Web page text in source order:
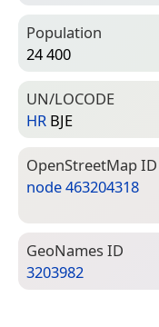
Population
24 400
UN/LOCODE
HR BJE
Open­Street­Map ID
node 463204318
Geo­Names ID
3203982